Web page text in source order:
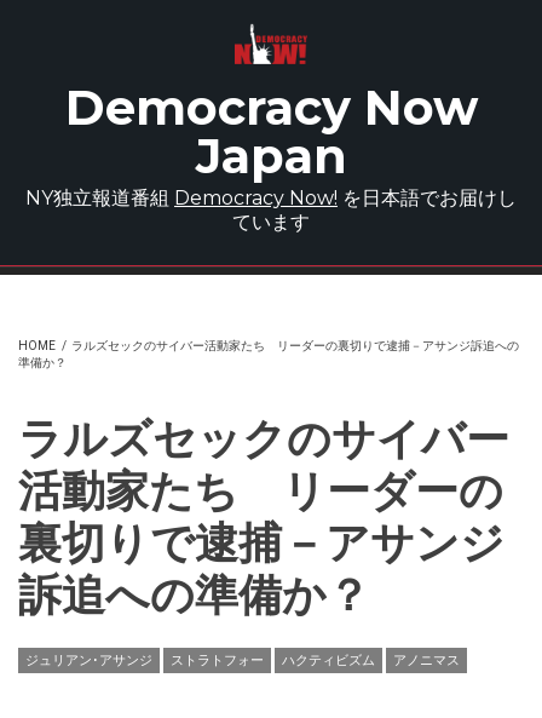
Democracy Now
Japan
NY独立報道番組 Democracy Now! を日本語でお届けし
ています
HOME / ラルズセックのサイバー活動家たち リーダーの裏切りで逮捕－アサンジ訴追への
準備か？
ラルズセックのサイバー
活動家たち リーダーの
裏切りで逮捕－アサンジ
訴追への準備か？
ジュリアン･アサンジ ストラトフォー ハクティビズム アノニマス